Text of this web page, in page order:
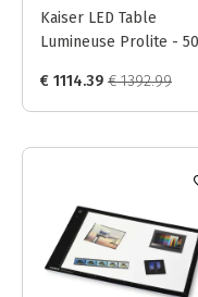
Kaiser LED Table
Lumineuse Prolite -
€ 1114.39 € 1392.99